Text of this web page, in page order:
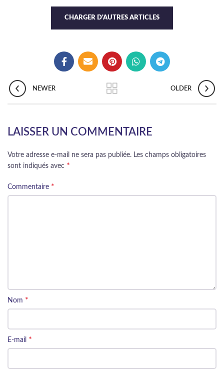
18,99 €.
CHARGER D'AUTRES ARTICLES
NEWER OLDER
LAISSER UN COMMENTAIRE
Votre adresse e-mail ne sera pas publiée. Les champs obligatoires
sont indiqués avec *
Commentaire *
Nom *
E-mail *